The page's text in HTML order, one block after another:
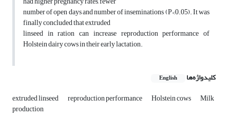
number of open days and number of inseminations (P<0.05). It was
finally concluded that extruded
linseed in ration can increase reproduction performance of
Holstein dairy cows in their early lactation.
کلیدواژه‌ها English
extruded linseed reproduction performance Holstein cows Milk
production